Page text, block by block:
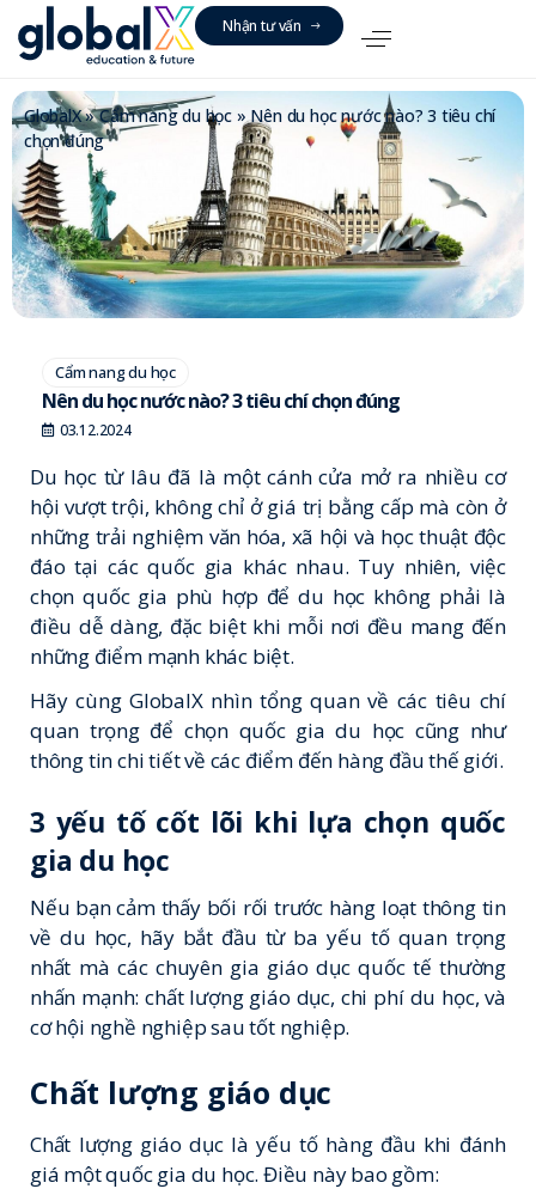
Nhận tưvấn
GlobalX»Cẩm nang du học »Nên du học nước nào? 3 tiêu chí
chọn đúng
Cẩm nang du học
Nên du học nước nào? 3 tiêu chí chọn đúng
03.12.2024
Du học từ lâu đã là một cánh cửa mở ra nhiều cơ
hội vượt trội, không chỉ ở giá trị bằng cấp mà còn ở
những trải nghiệm văn hóa, xã hội và học thuật độc
đáo tại các quốc gia khác nhau. Tuy nhiên, việc
chọn quốc gia phù hợp để du học không phải là
điều dễ dàng, đặc biệt khi mỗi nơi đều mang đến
những điểm mạnh khác biệt.
Hãy cùngGlobalXnhìn tổng quan về các tiêu chí
quan trọng để chọn quốc gia du học cũng như
thông tin chi tiết về các điểm đến hàng đầu thế giới.
3 yếu tố cốt lõi khi lựa chọn quốc
gia du học
Nếu bạn cảm thấy bối rối trước hàng loạt thông tin
về du học, hãy bắt đầu từ ba yếu tố quan trọng
nhất mà các chuyên gia giáo dục quốc tế thường
nhấn mạnh: chất lượng giáo dục, chi phí du học, và
cơ hội nghề nghiệp sau tốt nghiệp.
Chất lượng giáo dục
Chất lượng giáo dục là yếu tố hàng đầu khi đánh
giá một quốc gia du học. Điều này bao gồm: